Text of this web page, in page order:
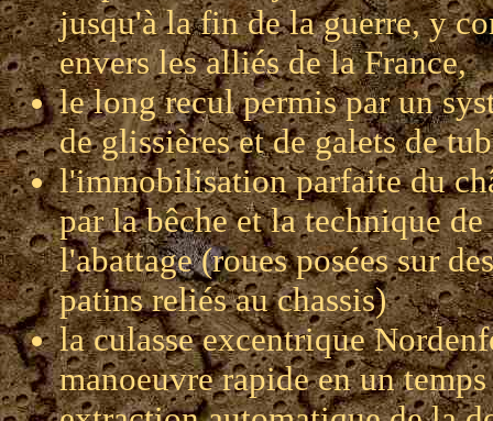
jusqu'à la fin de la guerre, y
envers les alliés de la France,
le long recul permis par un
de glissières et de galets de
l'immobilisation parfaite du
par la bêche et la technique de
l'abattage (roues posées sur des
patins reliés au chassis)
la culasse excentrique
manoeuvre rapide en un